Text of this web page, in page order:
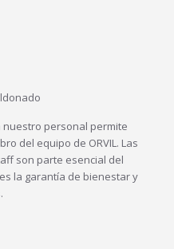
nuestro personal permite
del equipo de ORVIL. Las
son parte esencial del
la garantía de bienestar y